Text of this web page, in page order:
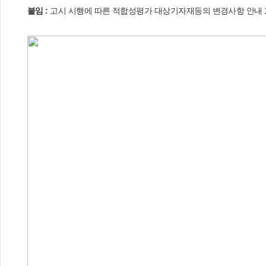
붙임 : 고시 시행에 따른 적합성평가 대상기자재등의 변경사항 안내